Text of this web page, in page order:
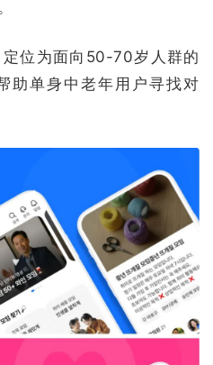
定位为面向50-70岁人群的
助单身中老年用户寻找对